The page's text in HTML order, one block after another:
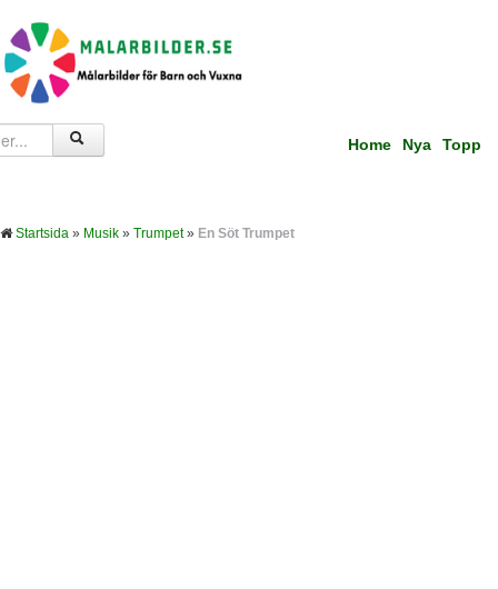
Home Nya Topp
Startsida » Musik » Trumpet» En Söt Trumpet